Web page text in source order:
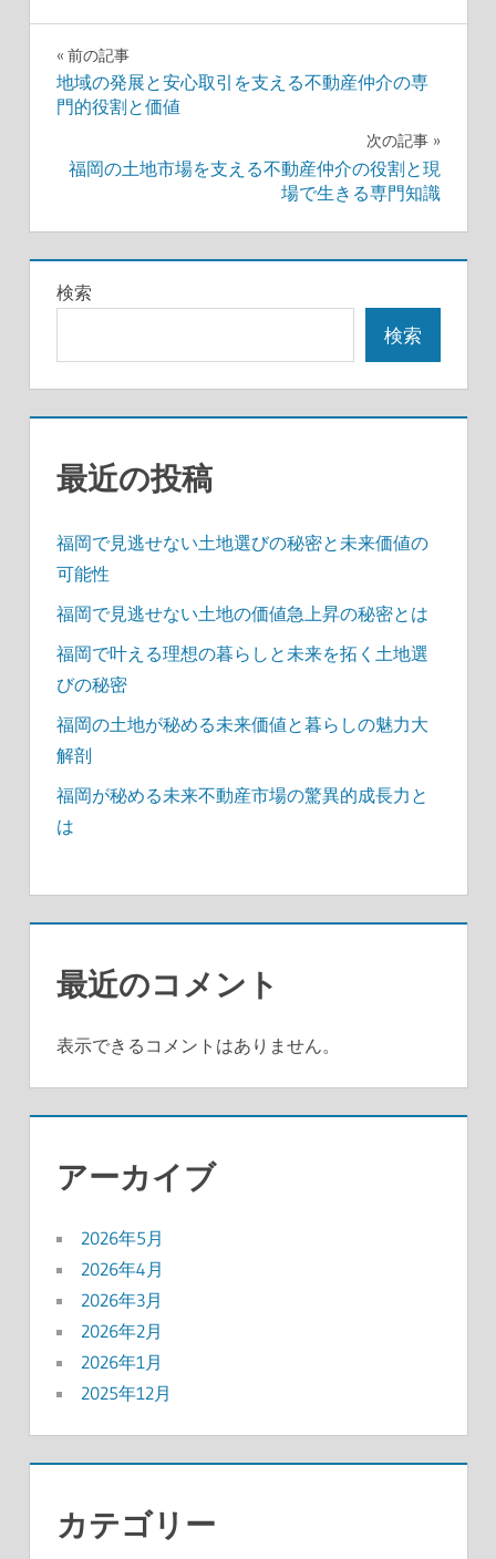
投
稿
ビ
ゲ
ー
シ
ョ
ン
前の記事
地域の発展と安心取引を支える不動産仲介の専
門的役割と価値
次の記事
福岡の土地市場を支える不動産仲介の役割と現
場で生きる専門知識
検索
検索
最近の投稿
福岡で見逃せない土地選びの秘密と未来価値の
可能性
福岡で見逃せない土地の価値急上昇の秘密とは
福岡で叶える理想の暮らしと未来を拓く土地選
びの秘密
福岡の土地が秘める未来価値と暮らしの魅力大
解剖
福岡が秘める未来不動産市場の驚異的成長力と
は
最近のコメント
表示できるコメントはありません。
アーカイブ
2026年5月
2026年4月
2026年3月
2026年2月
2026年1月
2025年12月
カテゴリー